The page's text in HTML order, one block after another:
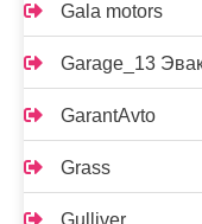
Gala motors
Garage_13
GarantAvto
Grass
Gulliver